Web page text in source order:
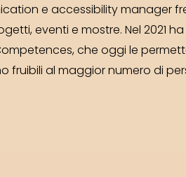
e accessibility manager
eventi e mostre. Nel 2021
che oggi le
fruibili al maggior numero di